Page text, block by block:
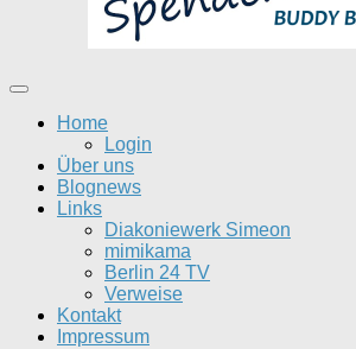
Home
Login
Über uns
Blognews
Links
Diakoniewerk Simeon
mimikama
Berlin 24 TV
Verweise
Kontakt
Impressum